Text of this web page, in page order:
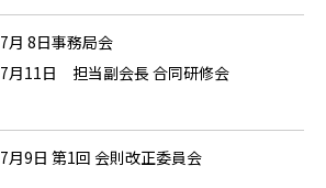
7月 8日事務局会
7月11日 担当副会長 合同研修会
7月9日 第1回 会則改正委員会